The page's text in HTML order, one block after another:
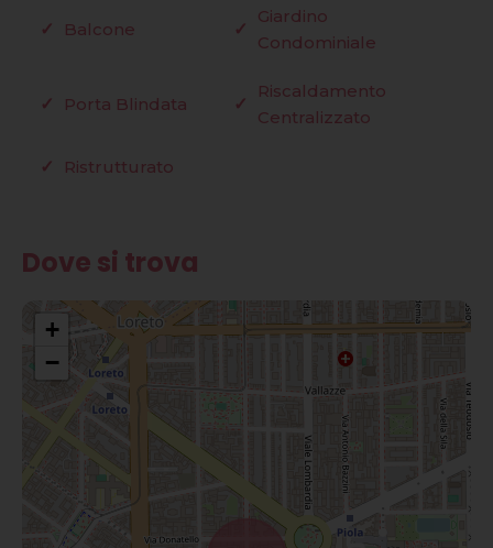
Balcone
Giardino
Condominiale
Porta Blindata
Riscaldamento
Centralizzato
Ristrutturato
Dove si trova
+
−